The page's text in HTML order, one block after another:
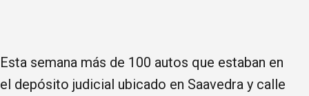
Esta semana más de 100 autos que estaban en
el depósito judicial ubicado en Saavedra y calle